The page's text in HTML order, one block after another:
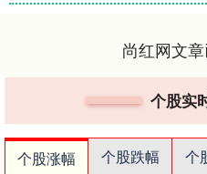
尚红网文
个股实
个股涨幅 个股跌幅 个